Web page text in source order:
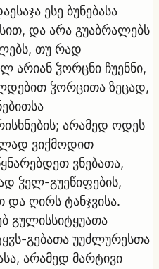
ესე ბუნებასა
და არა გუაბრალებს
თუ რად
არიან ჴორცნი ჩუენნი,
ჴორცითა ზეცად,
არამედ ოდეს
ვიქმოდით
ვნებათა,
ჴელ-გუეწიფების,
ღირს ტანჯვისა.
გულისსიტყუათა
გებათა უუძლურესთა
არამედ მარტივი